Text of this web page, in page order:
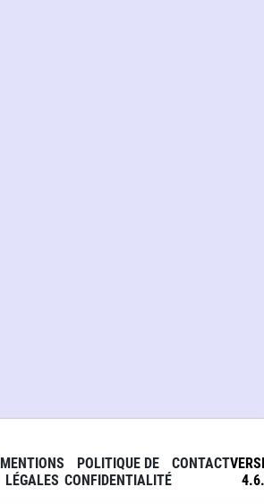
MENTIONS
LÉGALES
POLITIQUE DE
CONFIDENTIALITÉ
CONTACT